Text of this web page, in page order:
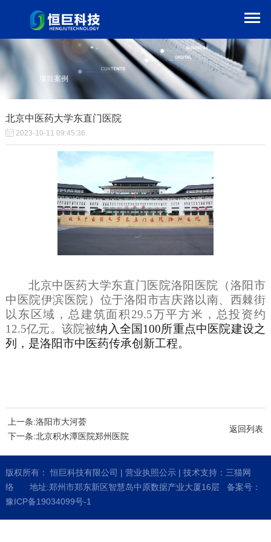
项目案例
北京中医药大学东直门医院
2023-10-11 09:45:36
北京中医药大学东直门医院洛阳医院（洛阳市
中医院伊滨医院）位于洛阳市吉庆路以南、西棘街
以东区域，总建筑面积29.5万平方米，总投资约
12.5亿元。该院被纳入全国100所重点中医院建设之
列，是洛阳市中医药传承创新工程。
上一条:洛阳市大河荟
下一条:北京积水潭医院郑州医院
返回列表
版权所有： 恒巨科技有限公司 | 营业执照公示| 技术支持： 三猫网
络 地址:郑州市郑东新区智慧岛中原数据产业大厦16层 备案号：
豫ICP备19034099号-1